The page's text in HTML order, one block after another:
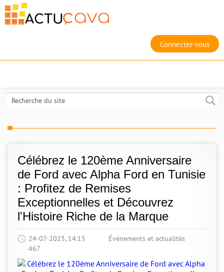
Connecter-vous
Célébrez le 120ème Anniversaire
de Ford avec Alpha Ford en Tunisie
: Profitez de Remises
Exceptionnelles et Découvrez
l'Histoire Riche de la Marque
24-07-2023, 14:15
Événements et actualités
467